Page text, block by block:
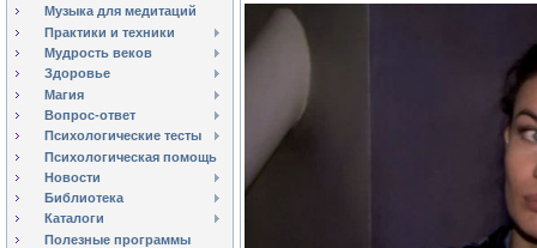
Музыка для медитаций
Практики и техники
Мудрость веков
Здоровье
Магия
Вопрос-ответ
Психологические тесты
Психологическая помощь
Новости
Библиотека
Каталоги
Полезные программы